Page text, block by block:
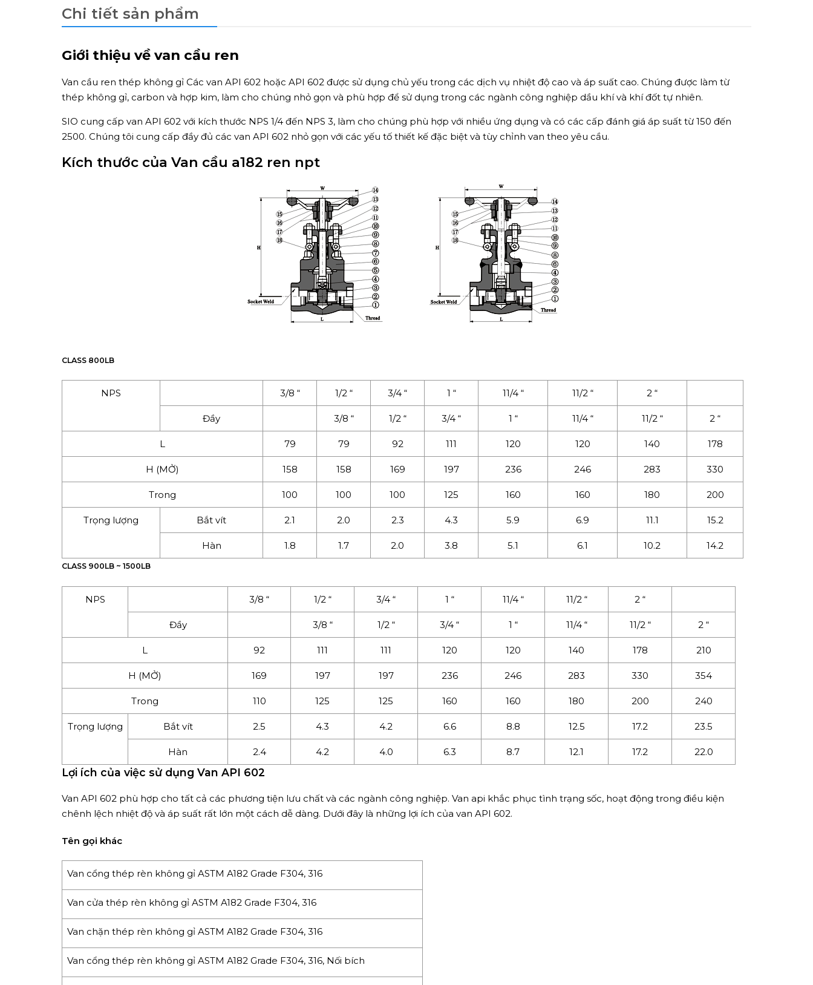
Chi tiết sản phẩm
Giới thiệu về van cầu ren
Van cầu ren thép không gỉ Các van API 602 hoặc API 602 được sử dụng chủ yếu trong các dịch vụ nhiệt độ cao và áp suất cao. Chúng được làm từ
thép không gỉ, carbon và hợp kim, làm cho chúng nhỏ gọn và phù hợp để sử dụng trong các ngành công nghiệp dầu khí và khí đốt tự nhiên.
SIO cung cấp van API 602 với kích thước NPS 1/4 đến NPS 3, làm cho chúng phù hợp với nhiều ứng dụng và có các cấp đánh giá áp suất từ ​​150 đến
2500. Chúng tôi cung cấp đầy đủ các van API 602 nhỏ gọn với các yếu tố thiết kế đặc biệt và tùy chỉnh van theo yêu cầu.
Kích thước của Van cầu a182 ren npt
CLASS 800LB
NPS 3/8 “ 1/2 “ 3/4 “ 1 “ 11/4 “ 11/2 “ 2 “
Đầy 3/8 “ 1/2 “ 3/4 “ 1 “ 11/4 “ 11/2 “ 2 “
L 79 79 92 111 120 120 140 178
H (MỞ) 158 158 169 197 236 246 283 330
Trong 100 100 100 125 160 160 180 200
Trọng lượng Bắt vít 2.1 2.0 2.3 4.3 5.9 6.9 11.1 15.2
Hàn 1.8 1.7 2.0 3.8 5.1 6.1 10.2 14.2
CLASS 900LB ~ 1500LB
NPS 3/8 “ 1/2 “ 3/4 “ 1 “ 11/4 “ 11/2 “ 2 “
Đầy 3/8 “ 1/2 “ 3/4 “ 1 “ 11/4 “ 11/2 “ 2 “
L 92 111 111 120 120 140 178 210
H (MỞ) 169 197 197 236 246 283 330 354
Trong 110 125 125 160 160 180 200 240
Trọng lượng Bắt vít 2.5 4.3 4.2 6.6 8.8 12.5 17.2 23.5
Hàn 2.4 4.2 4.0 6.3 8.7 12.1 17.2 22.0
Lợi ích của việc sử dụng Van API 602
Van API 602 phù hợp cho tất cả các phương tiện lưu chất và các ngành công nghiệp. Van api khắc phục tình trạng sốc, hoạt động trong điều kiện
chênh lệch nhiệt độ và áp suất rất lớn một cách dễ dàng. Dưới đây là những lợi ích của van API 602.
Tên gọi khác
Van cổng thép rèn không gỉ ASTM A182 Grade F304, 316
Van cửa thép rèn không gỉ ASTM A182 Grade F304, 316
Van chặn thép rèn không gỉ ASTM A182 Grade F304, 316
Van cổng thép rèn không gỉ ASTM A182 Grade F304, 316, Nối bích